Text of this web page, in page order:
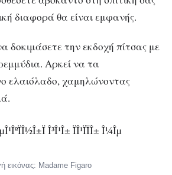
διαφορά θα είναι εμφανής.
δοκιμάσετε την εκδοχή πίτσας με
Αρκεί να τα
ελαιόλαδο, χαμηλώνοντας
εικόνας: Madame Figaro